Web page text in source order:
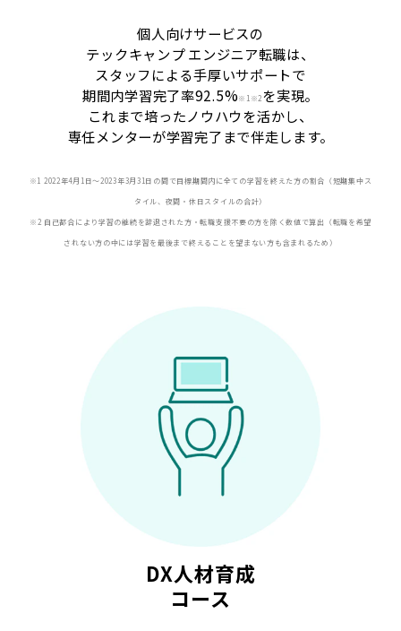
個人向けサービスの
テックキャンプ エンジニア転職は、
スタッフによる手厚いサポートで
期間内学習完了率92.5%※ 1※2を実現。
これまで培ったノウハウを活かし、
専任メンターが学習完了まで伴走します。
※1 2022年4月1日〜2023年3月31日の間で目標期間内に全ての学習を終えた方の割合（短期集中ス
タイル、夜間・休日スタイルの合計）
※2 自己都合により学習の継続を辞退された方・転職支援不要の方を除く数値で算出（転職を希望
されない方の中には学習を最後まで終えることを望まない方も含まれるため）
DX人材育成
コース